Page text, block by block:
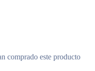
para suavizar, alisar y
comprado este producto